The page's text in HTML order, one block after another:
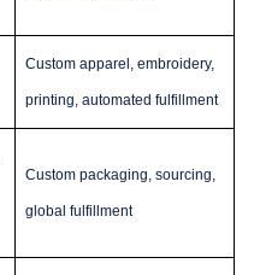
Custom apparel, embroidery,
printing, automated fulfillment
Custom packaging, sourcing,
global fulfillment